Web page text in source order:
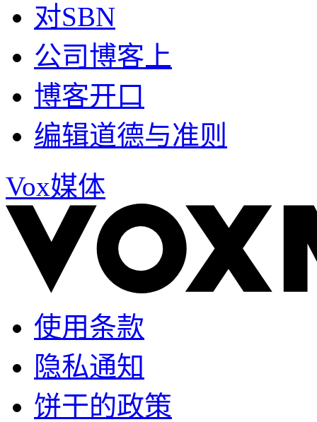
对SBN
公司博客上
博客开口
编辑道德与准则
Vox媒体
使用条款
隐私通知
饼干的政策